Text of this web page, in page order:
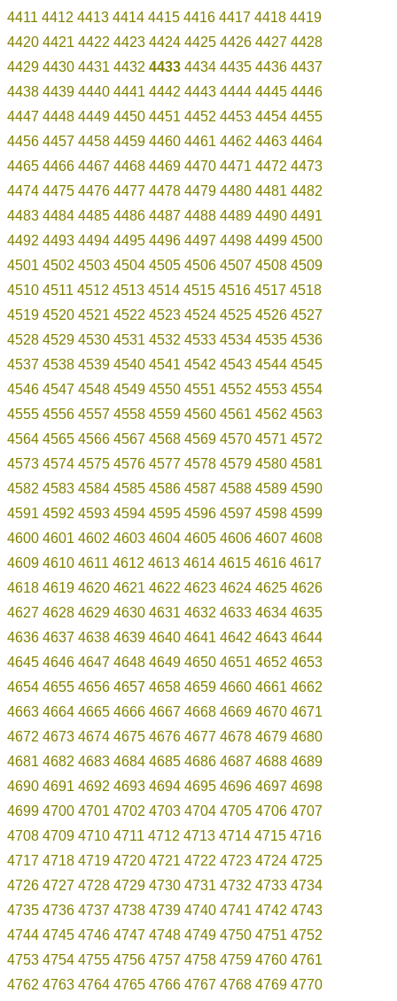
4411 4412 4413 4414 4415 4416 4417 4418 4419
4420 4421 4422 4423 4424 4425 4426 4427 4428
4429 4430 4431 4432 4433 4434 4435 4436 4437
4438 4439 4440 4441 4442 4443 4444 4445 4446
4447 4448 4449 4450 4451 4452 4453 4454 4455
4456 4457 4458 4459 4460 4461 4462 4463 4464
4465 4466 4467 4468 4469 4470 4471 4472 4473
4474 4475 4476 4477 4478 4479 4480 4481 4482
4483 4484 4485 4486 4487 4488 4489 4490 4491
4492 4493 4494 4495 4496 4497 4498 4499 4500
4501 4502 4503 4504 4505 4506 4507 4508 4509
4510 4511 4512 4513 4514 4515 4516 4517 4518
4519 4520 4521 4522 4523 4524 4525 4526 4527
4528 4529 4530 4531 4532 4533 4534 4535 4536
4537 4538 4539 4540 4541 4542 4543 4544 4545
4546 4547 4548 4549 4550 4551 4552 4553 4554
4555 4556 4557 4558 4559 4560 4561 4562 4563
4564 4565 4566 4567 4568 4569 4570 4571 4572
4573 4574 4575 4576 4577 4578 4579 4580 4581
4582 4583 4584 4585 4586 4587 4588 4589 4590
4591 4592 4593 4594 4595 4596 4597 4598 4599
4600 4601 4602 4603 4604 4605 4606 4607 4608
4609 4610 4611 4612 4613 4614 4615 4616 4617
4618 4619 4620 4621 4622 4623 4624 4625 4626
4627 4628 4629 4630 4631 4632 4633 4634 4635
4636 4637 4638 4639 4640 4641 4642 4643 4644
4645 4646 4647 4648 4649 4650 4651 4652 4653
4654 4655 4656 4657 4658 4659 4660 4661 4662
4663 4664 4665 4666 4667 4668 4669 4670 4671
4672 4673 4674 4675 4676 4677 4678 4679 4680
4681 4682 4683 4684 4685 4686 4687 4688 4689
4690 4691 4692 4693 4694 4695 4696 4697 4698
4699 4700 4701 4702 4703 4704 4705 4706 4707
4708 4709 4710 4711 4712 4713 4714 4715 4716
4717 4718 4719 4720 4721 4722 4723 4724 4725
4726 4727 4728 4729 4730 4731 4732 4733 4734
4735 4736 4737 4738 4739 4740 4741 4742 4743
4744 4745 4746 4747 4748 4749 4750 4751 4752
4753 4754 4755 4756 4757 4758 4759 4760 4761
4762 4763 4764 4765 4766 4767 4768 4769 4770